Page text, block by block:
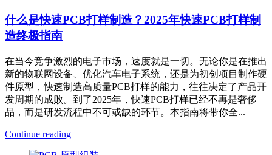
什么是快速PCB打样制造？2025年快速PCB打样制
造终极指南
在当今竞争激烈的电子市场，速度就是一切。无论你是在推出
新的物联网设备、优化汽车电子系统，还是为初创项目制作硬
件原型，快速制造高质量PCB打样的能力，往往决定了产品开
发周期的成败。到了2025年，快速PCB打样已经不再是奢侈
品，而是研发流程中不可或缺的环节。本指南将带你全...
Continue reading